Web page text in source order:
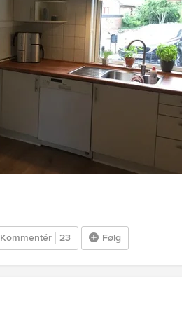
Kommentér 23 Følg